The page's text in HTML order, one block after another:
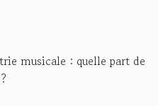
musicale : quelle part de